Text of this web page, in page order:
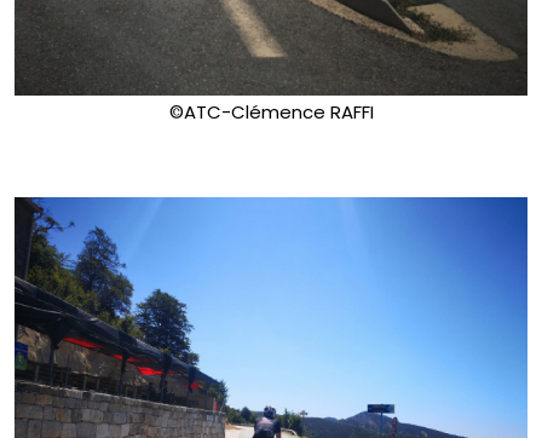
©ATC-Clémence RAFFI